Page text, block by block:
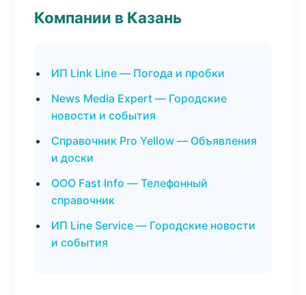
Компании в Казань
ИП Link Line — Погода и пробки
News Media Expert — Городские
новости и события
Справочник Pro Yellow — Объявления
и доски
ООО Fast Info — Телефонный
справочник
ИП Line Service — Городские новости
и события